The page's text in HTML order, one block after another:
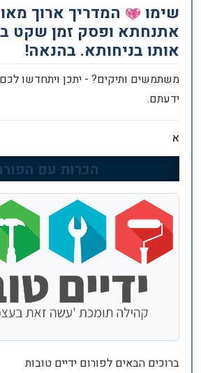
שימו המדריך ארוך
אתנחתא ופסק זמן שקט
אותו בניחותא. בהנאה!
משתמשים ותיקים? - יתכן ויתחדשו
ידעתם.
א
הכרות עם
ברוכים הבאים לפורום ידיים טובות